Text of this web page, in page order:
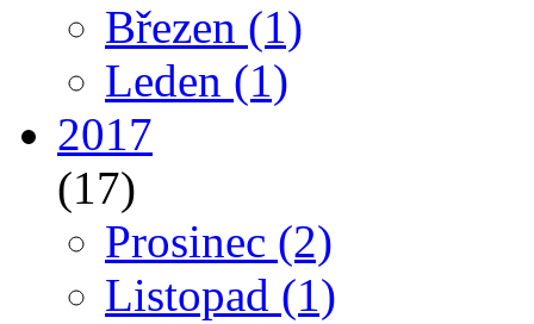
Březen (1)
Leden (1)
2017
(17)
Prosinec (2)
Listopad (1)